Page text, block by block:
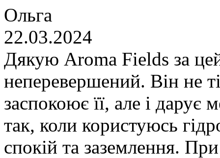
Ольга
22.03.2024
Дякую Aroma Fields за
неперевершений. Він не
заспокоює її, але і дарує
так, коли користуюсь
спокій та заземлення.